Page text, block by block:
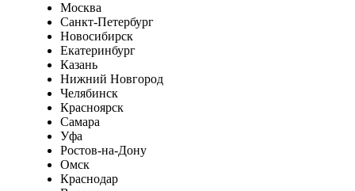
Москва
Санкт-Петербург
Новосибирск
Екатеринбург
Казань
Нижний Новгород
Челябинск
Красноярск
Самара
Уфа
Ростов-на-Дону
Омск
Краснодар